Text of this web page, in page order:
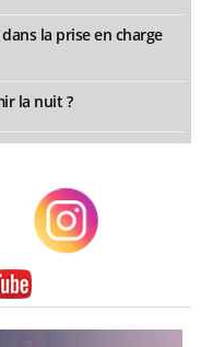
la prise en charge
la nuit ?